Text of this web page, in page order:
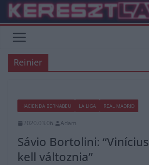
Skip
content
Reinier
HACIENDA BERNABEU LA LIGA REAL MADRID
2020.03.06. Adam
Sávio Bortolini:
kell változnia”